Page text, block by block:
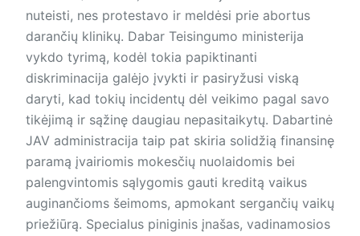
nuteisti, nes protestavo ir meldėsi prie abortus
darančių klinikų. Dabar Teisingumo ministerija
vykdo tyrimą, kodėl tokia papiktinanti
diskriminacija galėjo įvykti ir pasiryžusi viską
daryti, kad tokių incidentų dėl veikimo pagal savo
tikėjimą ir sąžinę daugiau nepasitaikytų. Dabartinė
JAV administracija taip pat skiria solidžią finansinę
paramą įvairiomis mokesčių nuolaidomis bei
palengvintomis sąlygomis gauti kreditą vaikus
auginančioms šeimoms, apmokant sergančių vaikų
priežiūrą. Specialus piniginis įnašas, vadinamosios